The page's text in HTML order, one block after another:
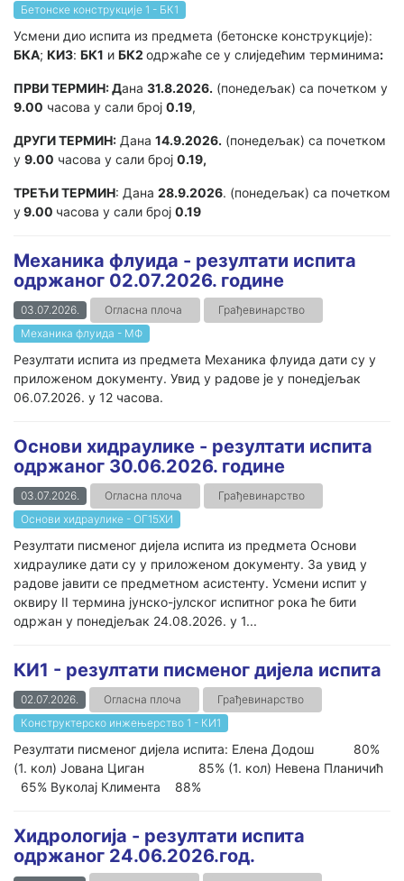
Бетонске конструкције 1 - БК1
Усмени дио испита из предмета (бетонске конструкције):
БКА; КИ3: БК1 и БК2 одржаће се у слиједећим терминима:
ПРВИ ТЕРМИН: Дана 31.8.2026. (понедељак) са почетком у
9.00 часова у сали број 0.19,
ДРУГИ ТЕРМИН: Дана 14.9.2026. (понедељак) са почетком
у 9.00 часова у сали број 0.19,
ТРЕЋИ ТЕРМИН: Дана 28.9.2026. (понедељак) са почетком
у9.00 часова у сали број 0.19
Механика флуида - резултати испита
одржаног 02.07.2026. године
03.07.2026. Огласна плоча
Грађевинарство
Механика флуида - МФ
Резултати испита из предмета Механика флуида дати су у
приложеном документу. Увид у радове је у понедјељак
06.07.2026. у 12 часова.
Основи хидраулике - резултати испита
одржаног 30.06.2026. године
03.07.2026. Огласна плоча
Грађевинарство
Основи хидраулике - ОГ15ХИ
Резултати писменог дијела испита из предмета Основи
хидраулике дати су у приложеном документу. За увид у
радове јавити се предметном асистенту. Усмени испит у
оквиру II термина јунско-јулског испитног рока ће бити
одржан у понедјељак 24.08.2026. у 1...
КИ1 - резултати писменог дијела испита
02.07.2026. Огласна плоча
Грађевинарство
Конструктерско инжењерство 1 - КИ1
Резултати писменог дијела испита: Елена Додош 80%
(1. кол) Јована Циган 85% (1. кол) Невена Планичић
65% Вуколај Климента 88%
Хидрологија - резултати испита
одржаног 24.06.2026.год.